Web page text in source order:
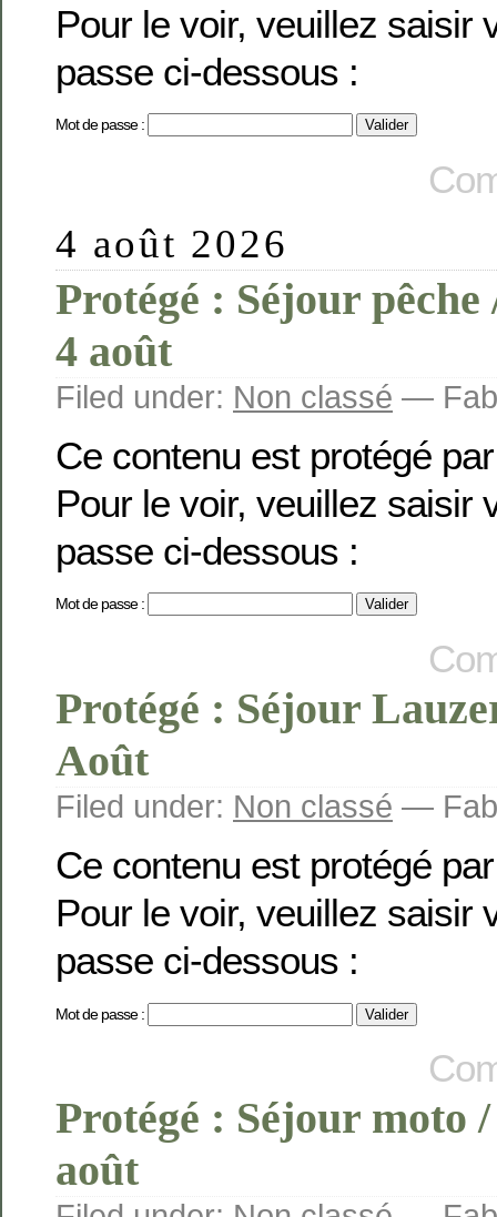
Pour le voir, veuillez saisir
passe ci-dessous :
Mot de passe :
4 août 2026
Protégé : Séjour
4 août
Filed under: Non classé —
Ce contenu est protégé
Pour le voir, veuillez saisir
passe ci-dessous :
Mot de passe :
Protégé : Séjour
Août
Filed under: Non classé —
Ce contenu est protégé
Pour le voir, veuillez saisir
passe ci-dessous :
Mot de passe :
Protégé : Séjour moto
août